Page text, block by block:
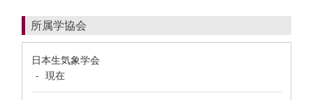
所属学協会
日本生気象学会
- 現在